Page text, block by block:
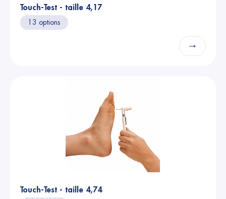
Touch-Test - taille 4,17
13 options
→
Touch-Test - taille 4,74